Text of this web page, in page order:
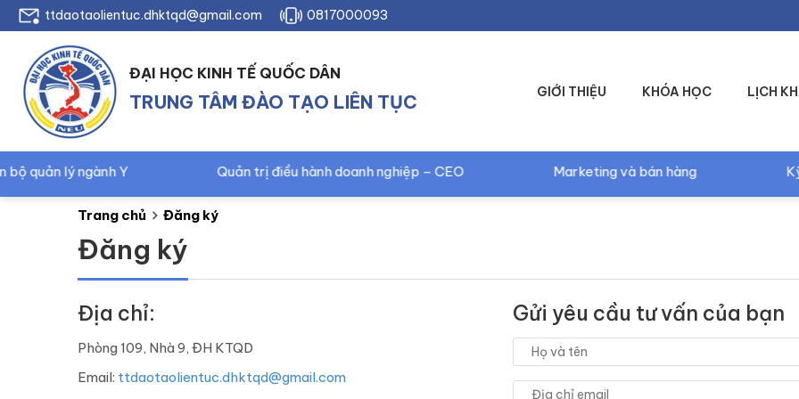
ttdaotaolientuc.dhktqd@gmail.com 0817000093
ĐẠI HỌC KINH TẾ QUỐC DÂN
TRUNG TÂM ĐÀO TẠO LIÊN TỤC GIỚI THIỆU KHÓA HỌC LỊCH
lý ngành Y Quản trị điều hành doanh nghiệp – CEO Marketing và bán hàng Kỹ
Trang chủ Đăng ký
Đăng ký
Địa chỉ:
Phòng 109, Nhà 9, ĐH KTQD
Email: ttdaotaolientuc.dhktqd@gmail.com
Gửi yêu cầu tư vấn của bạn